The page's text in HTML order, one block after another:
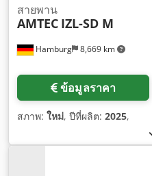
Hamburg 8,669 km
สายพาน
AMTEC IZL-SD M
ข้อมูลราคา
สภาพ: ใหม่, ปีที่ผลิต: 2025,